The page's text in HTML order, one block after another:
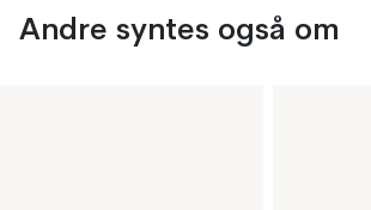
Andre syntes også om